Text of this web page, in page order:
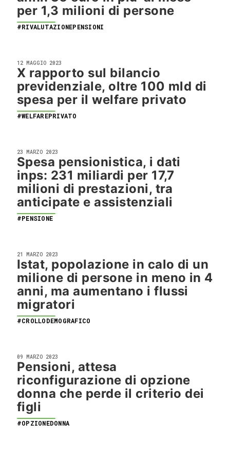
per 1,3 milioni di persone
#RIVALUTAZIONEPENSIONI
12 MAGGIO 2023
X rapporto sul bilancio
previdenziale, oltre 100 mld di
spesa per il welfare privato
#WELFAREPRIVATO
23 MARZO 2023
Spesa pensionistica, i dati
inps: 231 miliardi per 17,7
milioni di prestazioni, tra
anticipate e assistenziali
#PENSIONE
21 MARZO 2023
Istat, popolazione in calo di un
milione di persone in meno in 4
anni, ma aumentano i flussi
migratori
#CROLLODEMOGRAFICO
09 MARZO 2023
Pensioni, attesa
riconfigurazione di opzione
donna che perde il criterio dei
figli
#OPZIONEDONNA